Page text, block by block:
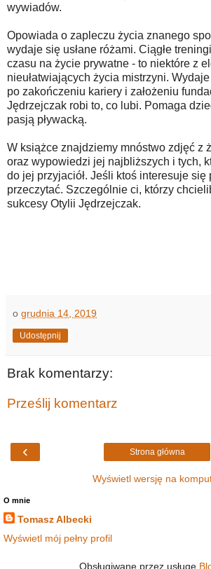
wywiadów.
Opowiada o zapleczu życia znanego
wydaje się usłane różami. Ciągłe
czasu na życie prywatne - to niektóre z
nieułatwiających życia mistrzyni.
po zakończeniu kariery i założeniu
Jędrzejczak robi to, co lubi. Pomaga
pasją pływacką.
W książce znajdziemy mnóstwo zdjęć z
oraz wypowiedzi jej najbliższych i tych,
do jej przyjaciół. Jeśli ktoś interesuje się
przeczytać. Szczególnie ci, którzy
sukcesy Otylii Jędrzejczak.
o grudnia 14, 2019
Udostępnij
Brak komentarzy:
Prześlij komentarz
‹ Strona główna
Wyświetl wersję na
O mnie
Tomasz Albecki
Wyświetl mój pełny profil
Obsługiwane przez usługę